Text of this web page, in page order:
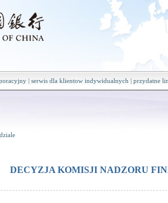
| serwis dla klientow indywidualnych | przydatne
DECYZJA KOMISJI NADZORU